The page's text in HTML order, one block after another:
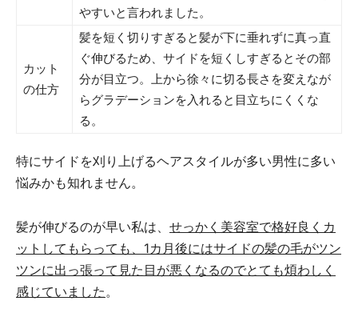
やすいと言われました。
カット
の仕方
髪を短く切りすぎると髪が下に垂れずに真っ直
ぐ伸びるため、サイドを短くしすぎるとその部
分が目立つ。上から徐々に切る長さを変えなが
らグラデーションを入れると目立ちにくくな
る。
特にサイドを刈り上げるヘアスタイルが多い男性に多い
悩みかも知れません。
髪が伸びるのが早い私は、 せっかく美容室で格好良くカ
ットしてもらっても、1カ月後にはサイドの髪の毛がツン
ツンに出っ張って見た目が悪くなるのでとても煩わしく
感じていました。